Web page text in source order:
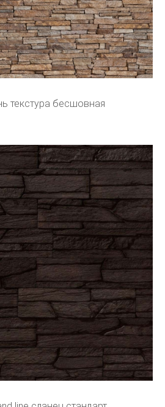
текстура бесшовная